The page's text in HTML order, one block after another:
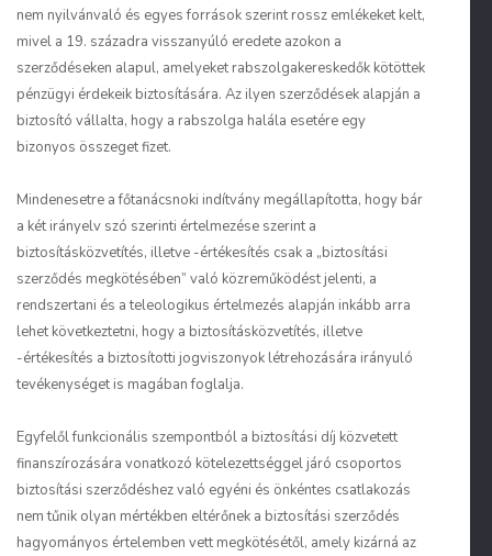
nem nyilvánvaló és egyes források szerint rossz emlékeket kelt,
mivel a 19. századra visszanyúló eredete azokon a
szerződéseken alapul, amelyeket rabszolgakereskedők kötöttek
pénzügyi érdekeik biztosítására. Az ilyen szerződések alapján a
biztosító vállalta, hogy a rabszolga halála esetére egy
bizonyos összeget fizet.
Mindenesetre a főtanácsnoki indítvány megállapította, hogy bár
a két irányelv szó szerinti értelmezése szerint a
biztosításközvetítés, illetve -értékesítés csak a „biztosítási
szerződés megkötésében” való közreműködést jelenti, a
rendszertani és a teleologikus értelmezés alapján inkább arra
lehet következtetni, hogy a biztosításközvetítés, illetve
-értékesítés a biztosítotti jogviszonyok létrehozására irányuló
tevékenységet is magában foglalja.
Egyfelől funkcionális szempontból a biztosítási díj közvetett
finanszírozására vonatkozó kötelezettséggel járó csoportos
biztosítási szerződéshez való egyéni és önkéntes csatlakozás
nem tűnik olyan mértékben eltérőnek a biztosítási szerződés
hagyományos értelemben vett megkötésétől, amely kizárná az